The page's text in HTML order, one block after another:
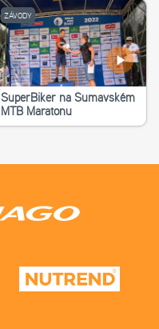
ZÁVODY
SuperBiker na Šumavském
MTB Maratonu